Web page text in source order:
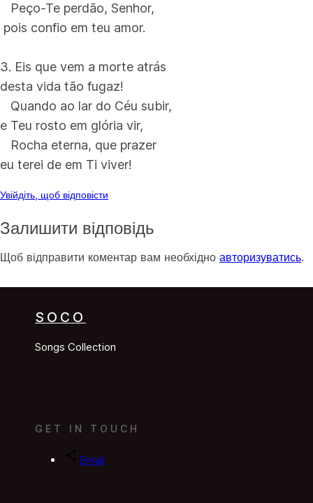
Peço-Te perdão, Senhor,
pois confio em teu amor.
3. Eis que vem a morte atrás
desta vida tão fugaz!
Quando ao lar do Céu subir,
e Teu rosto em glória vir,
Rocha eterna, que prazer
eu terei de em Ti viver!
Увійдіть, щоб відповісти
Залишити відповідь
Щоб відправити коментар вам необхідно авторизуватись.
SOCO
Songs Collection
GET IN TOUCH
Email